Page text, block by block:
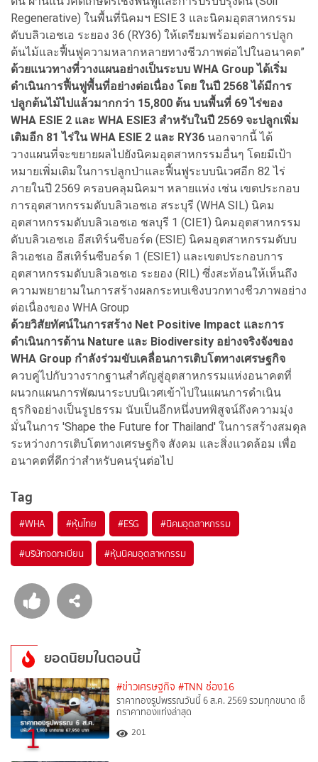
Regenerative) ในพื้นที่นิคมฯ ESIE 3 และนิคมอุตสาหกรรม
ดับบลิวเอชเอ ระยอง 36 (RY36) ให้เตรียมพร้อมต่อการปลูก
ต้นไม้และฟื้นฟูความหลากหลายทางชีวภาพต่อไปในอนาคต”
ด้วยแนวทางที่วางแผนอย่างเป็นระบบ WHA Group ได้เริ่ม
ดำเนินการฟื้นฟูพื้นที่อย่างต่อเนื่อง โดย ในปี 2568 ได้มีการ
ปลูกต้นไม้ไปแล้วมากกว่า 15,800 ต้น บนพื้นที่ 69 ไร่ของ
WHA ESIE 2 และ WHA ESIE3 สำหรับในปี 2569 จะปลูกเพิ่ม
เติมอีก 81 ไร่ใน WHA ESIE 2 และ RY36 นอกจากนี้ ได้
วางแผนที่จะขยายผลไปยังนิคมอุตสาหกรรมอื่นๆ โดยมีเป้า
หมายเพิ่มเติมในการปลูกป่าและฟื้นฟูระบบนิเวศอีก 82 ไร่
ภายในปี 2569 ครอบคลุมนิคมฯ หลายแห่ง เช่น เขตประกอบ
การอุตสาหกรรมดับบลิวเอชเอ สระบุรี (WHA SIL) นิคม
อุตสาหกรรมดับบลิวเอชเอ ชลบุรี 1 (CIE1) นิคมอุตสาหกรรม
ดับบลิวเอชเอ อีสเทิร์นซีบอร์ด (ESIE) นิคมอุตสาหกรรมดับบ
ลิวเอชเอ อีสเทิร์นซีบอร์ด 1 (ESIE1) และเขตประกอบการ
อุตสาหกรรมดับบลิวเอชเอ ระยอง (RIL) ซึ่งสะท้อนให้เห็นถึง
ความพยายามในการสร้างผลกระทบเชิงบวกทางชีวภาพอย่าง
ต่อเนื่องของ WHA Group
ด้วยวิสัยทัศน์ในการสร้าง Net Positive Impact และการ
ดำเนินการด้าน Nature และ Biodiversity อย่างจริงจังของ
WHA Group กำลังร่วมขับเคลื่อนการเติบโตทางเศรษฐกิจ
ควบคู่ไปกับวางรากฐานสำคัญสู่อุตสาหกรรมแห่งอนาคตที่
ผนวกแผนการพัฒนาระบบนิเวศเข้าไปในแผนการดำเนิน
ธุรกิจอย่างเป็นรูปธรรม นับเป็นอีกหนึ่งบทพิสูจน์ถึงความมุ่ง
มั่นในการ 'Shape the Future for Thailand' ในการสร้างสมดุล
ระหว่างการเติบโตทางเศรษฐกิจ สังคม และสิ่งแวดล้อม เพื่อ
อนาคตที่ดีกว่าสำหรับคนรุ่นต่อไป
Tag
#WHA #หุ้นไทย #ESG #นิคมอุตสาหกรรม
#บริษัทจดทะเบียน #หุ้นนิคมอุตสาหกรรม
ยอดนิยมในตอนนี้
1
#ข่าวเศรษฐกิจ #TNN ช่อง16
ราคาทองรูปพรรณวันนี้ 6 ส.ค. 2569 รวมทุกขนาด เช็
กราคาทองแท่งล่าสุด
201